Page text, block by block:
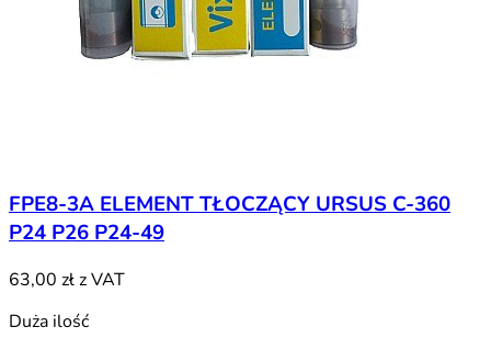
FPE8-3A ELEMENT TŁOCZĄCY URSUS C-360
P24 P26 P24-49
63,00 złz VAT
Duża ilość